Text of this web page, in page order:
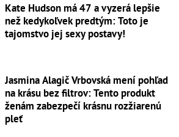
Kate Hudson má 47 a vyzerá lepšie
než kedykoľvek predtým: Toto je
tajomstvo jej sexy postavy!
Jasmina Alagič Vrbovská mení pohľad
na krásu bez filtrov: Tento produkt
ženám zabezpečí krásnu rozžiarenú
pleť